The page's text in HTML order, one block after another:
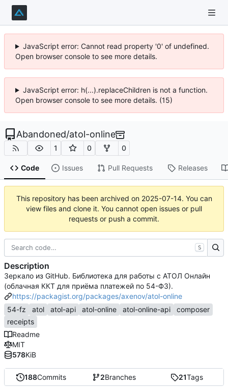
JavaScript error: Cannot read property '0' of undefined.
Open browser console to see more details.
JavaScript error: h(...).replaceChildren is not a function.
Open browser console to see more details. (15)
Abandoned/atol-online
1 0 0
Code Issues Pull Requests Releases
This repository has been archived on 2025-07-14. You can
view files and clone it. You cannot open issues or pull
requests or push a commit.
188Commits 2Branches 21Tags
S
Description
Зеркало из GitHub. Библиотека для работы с АТОЛ Онлайн
(облачная ККТ для приёма платежей по 54-ФЗ).
https://packagist.org/packages/axenov/atol-online
54-fz
atol atol-api atol-online atol-online-api
composer
receipts
Readme
MIT
578KiB